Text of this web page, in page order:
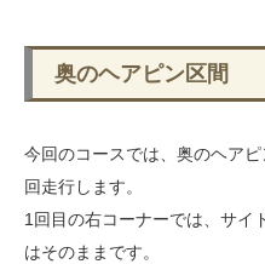
奥のヘアピン区間
今回のコースでは、奥のヘア
回走行します。
1回目の右コーナーでは、サイ
はそのままです。